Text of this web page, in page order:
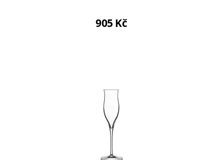
905 Kč